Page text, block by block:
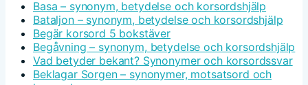
Basa – synonym, betydelse och korsordshjälp
Bataljon – synonym, betydelse och korsordshjälp
Begär korsord 5 bokstäver
Begåvning – synonym, betydelse och korsordshjälp
Vad betyder bekant? Synonymer och korsordssvar
Beklagar Sorgen – synonymer, motsatsord och